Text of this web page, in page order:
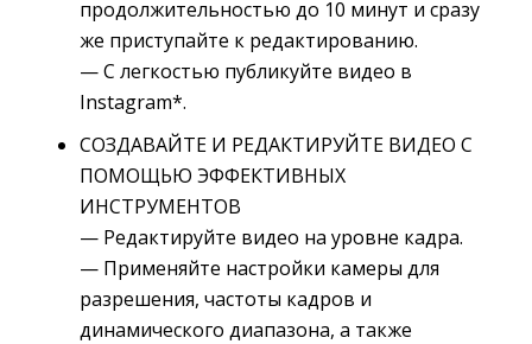
продолжительностью до 10 минут и сразу
же приступайте к редактированию.
— С легкостью публикуйте видео в
Instagram*.
СОЗДАВАЙТЕ И РЕДАКТИРУЙТЕ ВИДЕО С
ПОМОЩЬЮ ЭФФЕКТИВНЫХ
ИНСТРУМЕНТОВ
— Редактируйте видео на уровне кадра.
— Применяйте настройки камеры для
разрешения, частоты кадров и
динамического диапазона, а также